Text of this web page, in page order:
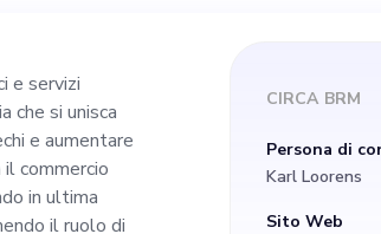
sprechi e
processi, la
e servizi
che si unisca
e aumentare
commercio
in ultima
il ruolo di
CIRCA BRM
Persona di
Karl Loorens
Sito Web